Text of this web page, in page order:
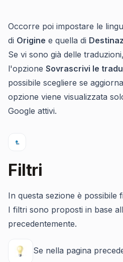
Occorre poi impostare le
di Origine e quella di
Se vi sono già delle
l'opzione Sovrascrivi le
possibile scegliere se
opzione viene visualizzata
Google attivi.
Filtri
In questa sezione è possibile
I filtri sono proposti in base
precedentemente.
Se nella pagina